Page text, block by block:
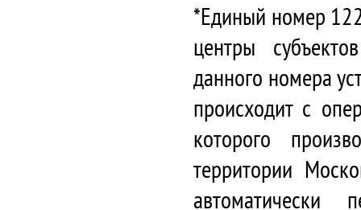
*Единый номер
центры
данного номера
происходит с
которого
территории
автоматически